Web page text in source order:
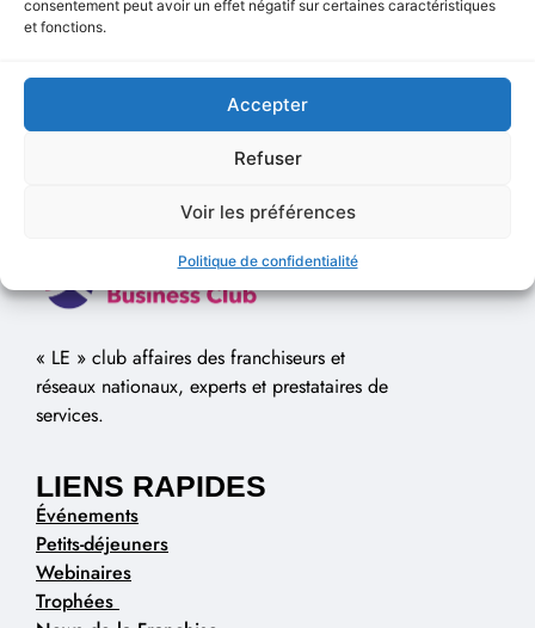
consentement peut avoir un effet négatif sur certaines caractéristiques
et fonctions.
Accepter
Refuser
Voir les préférences
Politique de confidentialité
Aucune vidéo disponible.
« LE » club affaires des franchiseurs et
réseaux nationaux, experts et prestataires de
services.
LIENS RAPIDES
Événements
Petits-déjeuners
Webinaires
Trophées